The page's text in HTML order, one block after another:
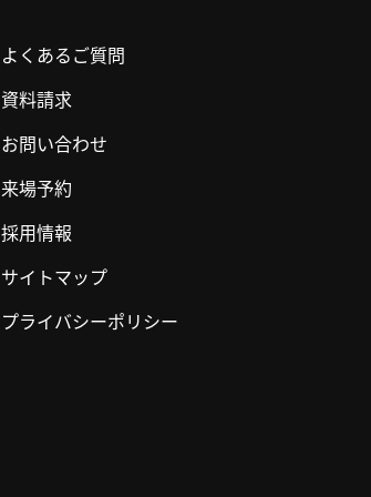
よくあるご質問
資料請求
お問い合わせ
来場予約
採用情報
サイトマップ
プライバシーポリシー